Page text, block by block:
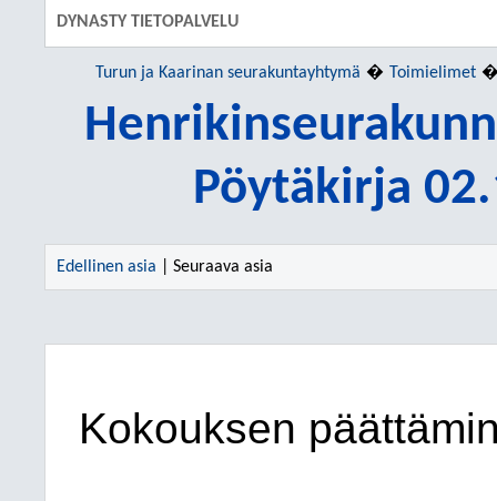
DYNASTY TIETOPALVELU
Turun ja Kaarinan seurakuntayhtymä Toimielimet
Pöytäkirja
Edellinen asia | Seuraava asia
Kokouksen